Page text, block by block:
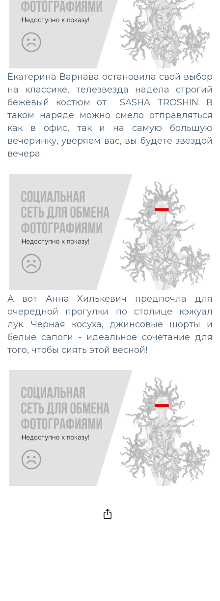
Екатерина Варнава остановила свой выбор
на классике, телезвезда надела строгий
бежевый костюм от SASHA TROSHIN. В
таком наряде можно смело отправляться
как в офис, так и на самую большую
вечеринку, уверяем вас, вы будете звездой
вечера.
А вот Анна Хилькевич предпочла для
очередной прогулки по столице кэжуал
лук. Чёрная косуха, джинсовые шорты и
белые сапоги - идеальное сочетание для
того, чтобы сиять этой весной!